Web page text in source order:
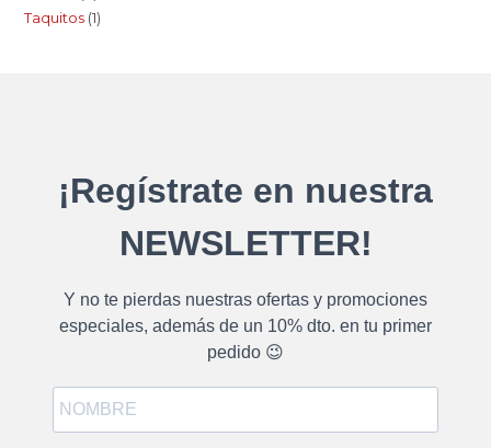
Taquitos 1
¡Regístrate en nuestra
NEWSLETTER!
Y no te pierdas nuestras ofertas y promociones
especiales, además de un 10% dto. en tu primer
pedido 😉